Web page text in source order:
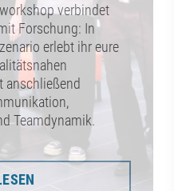
verbindet
Forschung: In
erlebt ihr eure
anschließend
Teamdynamik.